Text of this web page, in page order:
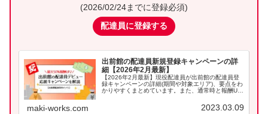
(2026/02/24ま でに登録必須)
配達員に登録する
出前館の配達員新規登録キャンペーンの詳
細【2026年2月最新】
【2026年2月最新】現役配達員が出前館の配達員登
録キャンペーンの詳細(期間や対象エリア)、要点をわ
かりやすくまとめています。また、通常時と報酬UP
maki-works.com 2023.03.09